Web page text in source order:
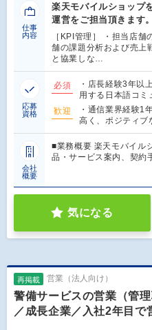
仕事
内容
楽天モバイルショップ
運営をご担当頂きます。
［KPI管理］ ・担当店
舗の課題分析および売上
と協業しな…
応募
資格
必須
・店長経験3年以
用する日本語コミ
歓迎
・通信業界経験1
高く、ポジティブ
会社
概要
■業務概要 楽天モバイル
品・サービス案内、契約
気になる
再掲載 営業（法人向け）
警備サービスの営業（管
／成長企業／入社2年目で